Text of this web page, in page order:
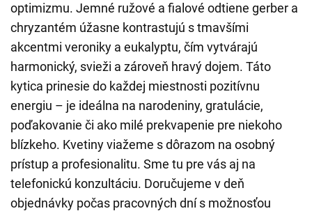
optimizmu. Jemné ružové a fialové odtiene gerber a
chryzantém úžasne kontrastujú s tmavšími
akcentmi veroniky a eukalyptu, čím vytvárajú
harmonický, svieži a zároveň hravý dojem. Táto
kytica prinesie do každej miestnosti pozitívnu
energiu – je ideálna na narodeniny, gratulácie,
poďakovanie či ako milé prekvapenie pre niekoho
blízkeho. Kvetiny viažeme s dôrazom na osobný
prístup a profesionalitu. Sme tu pre vás aj na
telefonickú konzultáciu. Doručujeme v deň
objednávky počas pracovných dní s možnosťou